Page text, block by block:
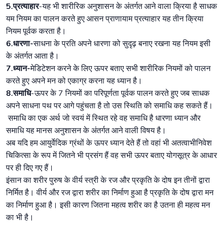
5.प्रत्याहार-यह भी शारीरिक अनुशासन के अंतर्गत आने वाला क्रिया है साधक
यम नियम का पालन करते हुए आसन प्राणायाम प्रत्याहार यह तीन क्रिया
नियम पूर्वक करता है।
6.धारणा-साधना के प्रति अपने धारणा को सुदृढ़ बनाए रखना यह नियम इसी
के अंतर्गत आता है।
7.ध्यान-मेडिटेशन करने के लिए ऊपर बताए सभी शारीरिक नियमों को पालन
करते हुए अपने मन को एकाग्र करना यह ध्यान है।
8.समाधि-ऊपर के 7 नियमों का परिपूर्णता पूर्वक पालन करते हुए जब साधक
अपने साधना पथ पर आगे पहुंचता है तो उस स्थिति को समाधि कह सकते हैं।
समाधि का एक अर्थ जो स्वयं में स्थित रहे वह समाधि है धारणा ध्यान और
समाधि यह मानस अनुशासन के अंतर्गत आने वाली विषय है।
अब यदि हम आयुर्वेदिक ग्रंथों के ऊपर ध्यान देते हैं तो वहां भी अतत्वाभीनिवेश
चिकित्सा के रूप में जितने भी प्रसंग हैं वह सभी ऊपर बताए योगसूत्र के आधार
पर ही दिए गए हैं।
इंसान का शरीर पुरुष के वीर्य स्त्री के रज और प्रकृति के दोष इन तीनों द्वारा
निर्मित है। वीर्य और रज द्वारा शरीर का निर्माण हुआ है प्रकृति के दोष द्वारा मन
का निर्माण हुआ है। इसी कारण जितना महत्व शरीर का है उतना ही महत्व मन
का भी है।